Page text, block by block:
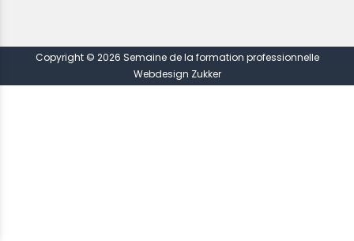
Copyright © 2026 Semaine de la formation professionnelle
Webdesign Zukker